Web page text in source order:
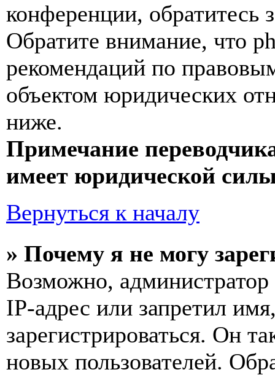
конференции, обратитесь
Обратите внимание, что
рекомендаций по
объектом юридических
ниже.
Примечание
имеет юридической
Вернуться к началу
» Почему я не могу
Возможно,
IP-адрес или запретил
зарегистрироваться. Он
новых пользователей.